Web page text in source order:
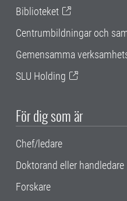
Biblioteket
Centrumbildningar och
Gemensamma
SLU Holding
För dig som är
Chef/ledare
Doktorand eller handledare
Forskare